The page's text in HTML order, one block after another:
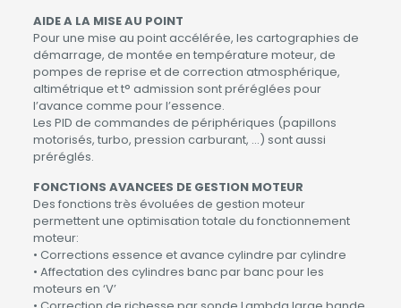
AIDE A LA MISE AU POINT
Pour une mise au point accélérée, les cartographies de
démarrage, de montée en température moteur, de
pompes de reprise et de correction atmosphérique,
altimétrique et t° admission sont préréglées pour
l’avance comme pour l’essence.
Les PID de commandes de périphériques (papillons
motorisés, turbo, pression carburant, …) sont aussi
préréglés.
FONCTIONS AVANCEES DE GESTION MOTEUR
Des fonctions très évoluées de gestion moteur
permettent une optimisation totale du fonctionnement
moteur:
• Corrections essence et avance cylindre par cylindre
• Affectation des cylindres banc par banc pour les
moteurs en ‘V’